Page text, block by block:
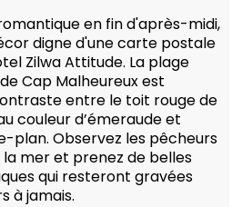
en fin d'après-midi,
digne d'une carte postale
Zilwa Attitude. La plage
Cap Malheureux est
entre le toit rouge de
couleur d’émeraude et
plan. Observez les pêcheurs
mer et prenez de belles
qui resteront gravées
à jamais.